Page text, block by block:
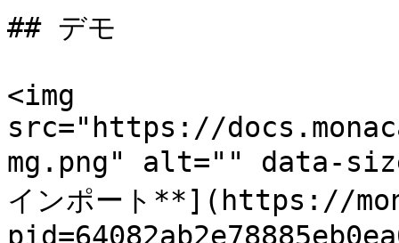
## デモ
<img
src="https://
mg.png" alt="" data-
インポート**](https://